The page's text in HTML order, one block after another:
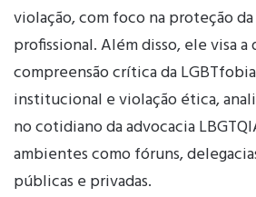
violação, com foco na proteção
profissional. Além disso, ele visa
compreensão crítica da
institucional e violação ética,
no cotidiano da advocacia
ambientes como fóruns,
públicas e privadas.